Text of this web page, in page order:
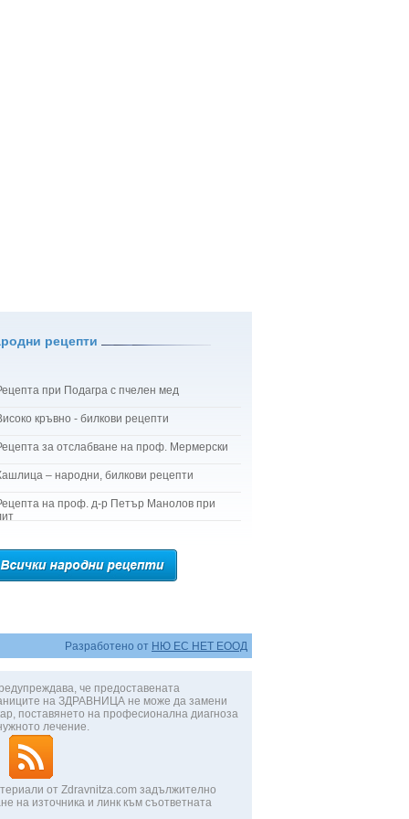
рецепти
при Подагра с пчелен мед
кръвно - билкови рецепти
за отслабване на проф. Мермерски
– народни, билкови рецепти
на проф. д-р Петър Манолов при
Разработено от НЮ ЕС НЕТ ЕООД
че предоставената
на ЗДРАВНИЦА не може да замени
поставянето на професионална диагноза
лечение.
от Zdravnitza.com задължително
на източника и линк към съответната